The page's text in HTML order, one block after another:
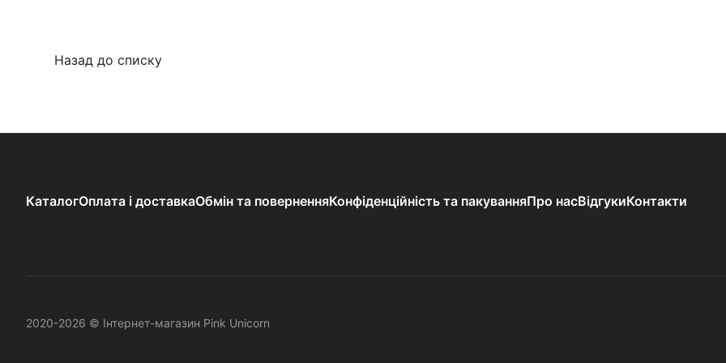
Назад до списку
КаталогОплата і доставкаОбмін та поверненняКонфіденційність та пакуванняПро насВідгукиКонтакти
2020-2026 © Інтернет-магазин Pink Unicorn